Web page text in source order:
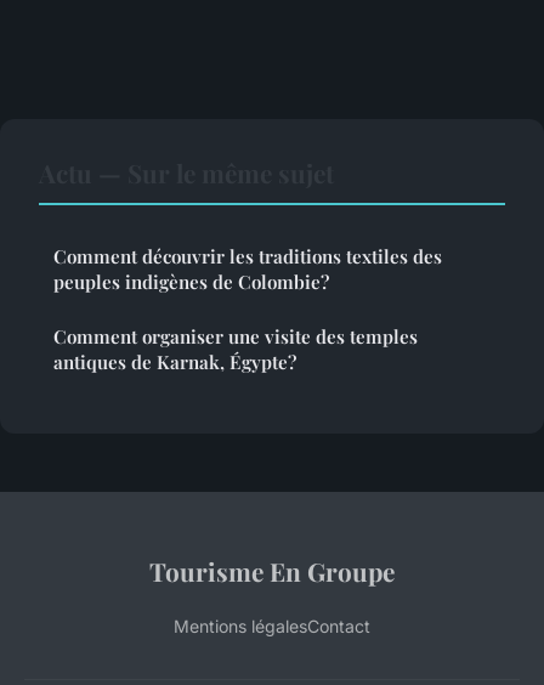
Comment découvrir les traditions textiles des
peuples indigènes de Colombie?
Comment organiser une visite des temples
antiques de Karnak, Égypte?
Tourisme En Groupe
Mentions légalesContact